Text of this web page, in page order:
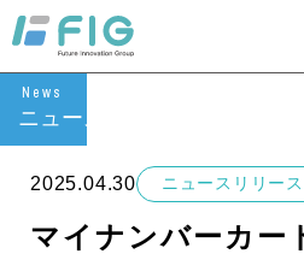
News
ニュース
2025.04.30 ニュースリリース
マイナンバーカー